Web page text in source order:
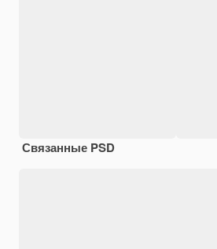
Связанные PSD